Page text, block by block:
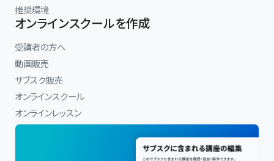
推奨環境
オンラインスクールを作成
受講者の方へ
動画販売
サブスク販売
オンラインスクール
オンラインレッスン